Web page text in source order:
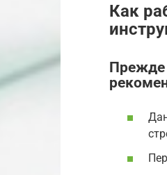
Как
Прежде